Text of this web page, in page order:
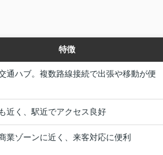
特徴
通ハブ。複数路線接続で出張や移動が便
近く、駅近でアクセス良好
業ゾーンに近く、来客対応に便利